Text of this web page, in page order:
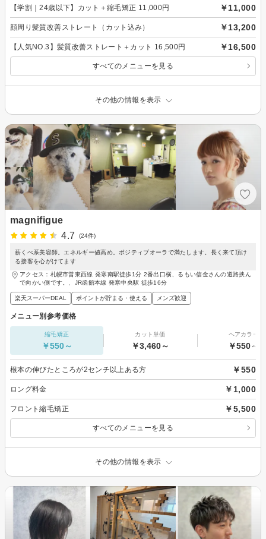
【学割｜24歳以下】カット＋縮毛矯正 11,000円 ￥11,000
顔周り髪質改善ストレート（カット込み） ￥13,200
【人気NO.3】髪質改善ストレート＋カット 16,500円 ￥16,500
すべてのメニューを見る
その他の情報を表示
magnifigue
4.7
(24件)
薪くべ系美容師。エネルギー値高め。ポジティブオーラで満たします。長く来て頂け
る接客を心がけてます
アクセス：札幌市営東西線 発寒南駅徒歩1分 2番出口横、るもい信金さんの道路挟ん
で向かい側です。、JR函館本線 発寒中央駅 徒歩16分
楽天スーパーDEAL ポイントが貯まる・使える メンズ歓迎
メニュー別参考価格
縮毛矯正
￥550～
カット単価
￥3,460～
ヘアカラー
￥550～
根本の伸びたところが2センチ以上ある方 ￥550
ロング料金 ￥1,000
フロント縮毛矯正 ￥5,500
すべてのメニューを見る
その他の情報を表示